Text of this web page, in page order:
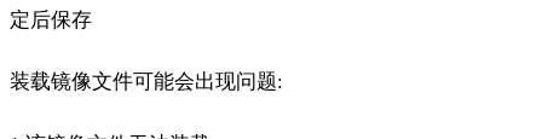
定后保存
装载镜像文件可能会出现问题: